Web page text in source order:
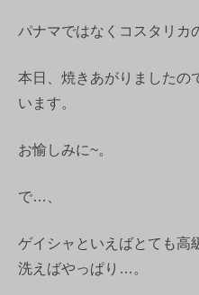
パナマではなくコスタリカ
本日、焼きあがりましたの
います。
お愉しみに~。
で…、
ゲイシャといえばとても高
洗えばやっぱり…。